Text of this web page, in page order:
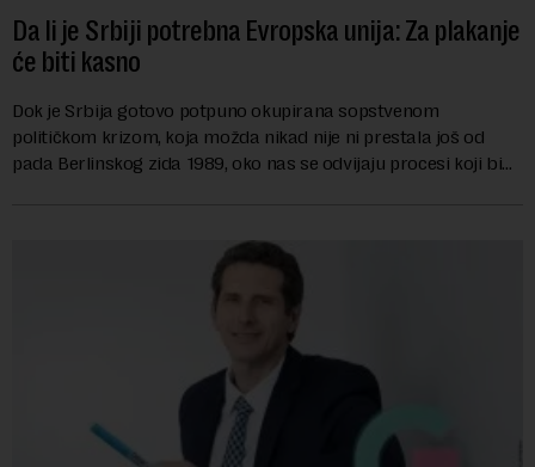
Da li je Srbiji potrebna Evropska unija: Za plakanje
će biti kasno
Dok je Srbija gotovo potpuno okupirana sopstvenom
političkom krizom, koja možda nikad nije ni prestala još od
pada Berlinskog zida 1989, oko nas se odvijaju procesi koji bi